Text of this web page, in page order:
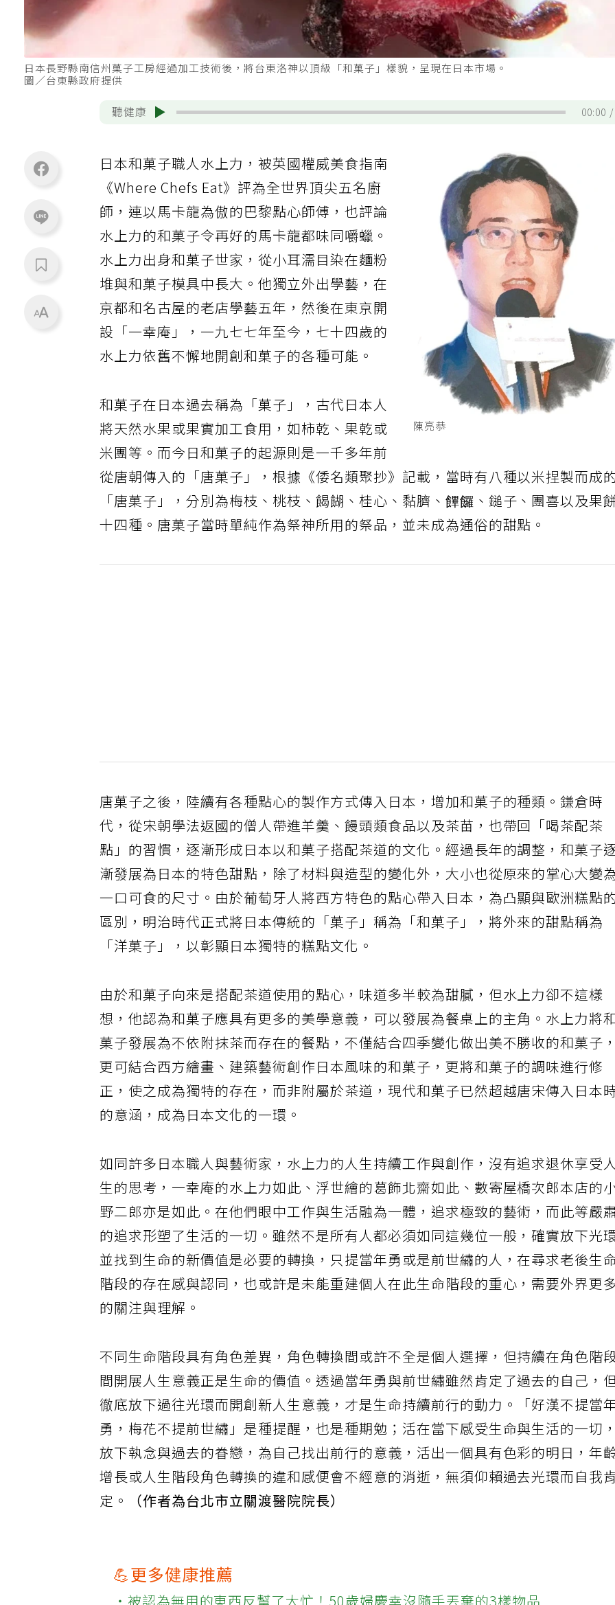
日本長野縣南信州菓子工房經過加工技術後，將台東洛神以頂級「和菓子」樣貌，呈現在日本市場。
圖／台東縣政府提供
聽健康 00:00
陳亮恭
日本和菓子職人水上力，被英國權威美食指南
《Where Chefs Eat》評為全世界頂尖五名廚
師，連以馬卡龍為傲的巴黎點心師傅，也評論
水上力的和菓子令再好的馬卡龍都味同嚼蠟。
水上力出身和菓子世家，從小耳濡目染在麵粉
堆與和菓子模具中長大。他獨立外出學藝，在
京都和名古屋的老店學藝五年，然後在東京開
設「一幸庵」，一九七七年至今，七十四歲的
水上力依舊不懈地開創和菓子的各種可能。
和菓子在日本過去稱為「菓子」，古代日本人
將天然水果或果實加工食用，如柿乾、果乾或
米團等。而今日和菓子的起源則是一千多年前
從唐朝傳入的「唐菓子」，根據《倭名類聚抄》記載，當時有八種以米捏製而成
「唐菓子」，分別為梅枝、桃枝、餲餬、桂心、黏臍、饆饠、鎚子、團喜以及果
十四種。唐菓子當時單純作為祭神所用的祭品，並未成為通俗的甜點。
唐菓子之後，陸續有各種點心的製作方式傳入日本，增加和菓子的種類。鎌倉時
代，從宋朝學法返國的僧人帶進羊羹、饅頭類食品以及茶苗，也帶回「喝茶配茶
點」的習慣，逐漸形成日本以和菓子搭配茶道的文化。經過長年的調整，和菓子
漸發展為日本的特色甜點，除了材料與造型的變化外，大小也從原來的掌心大變
一口可食的尺寸。由於葡萄牙人將西方特色的點心帶入日本，為凸顯與歐洲糕點的
區別，明治時代正式將日本傳統的「菓子」稱為「和菓子」，將外來的甜點稱為
「洋菓子」，以彰顯日本獨特的糕點文化。
由於和菓子向來是搭配茶道使用的點心，味道多半較為甜膩，但水上力卻不這樣
想，他認為和菓子應具有更多的美學意義，可以發展為餐桌上的主角。水上力將
菓子發展為不依附抹茶而存在的餐點，不僅結合四季變化做出美不勝收的和菓子，
更可結合西方繪畫、建築藝術創作日本風味的和菓子，更將和菓子的調味進行修
正，使之成為獨特的存在，而非附屬於茶道，現代和菓子已然超越唐宋傳入日本時
的意涵，成為日本文化的一環。
如同許多日本職人與藝術家，水上力的人生持續工作與創作，沒有追求退休享受
生的思考，一幸庵的水上力如此、浮世繪的葛飾北齋如此、數寄屋橋次郎本店的
野二郎亦是如此。在他們眼中工作與生活融為一體，追求極致的藝術，而此等嚴肅
的追求形塑了生活的一切。雖然不是所有人都必須如同這幾位一般，確實放下光
並找到生命的新價值是必要的轉換，只提當年勇或是前世繡的人，在尋求老後生命
階段的存在感與認同，也或許是未能重建個人在此生命階段的重心，需要外界更多
的關注與理解。
不同生命階段具有角色差異，角色轉換間或許不全是個人選擇，但持續在角色階
間開展人生意義正是生命的價值。透過當年勇與前世繡雖然肯定了過去的自己，
徹底放下過往光環而開創新人生意義，才是生命持續前行的動力。「好漢不提當年
勇，梅花不提前世繡」是種提醒，也是種期勉；活在當下感受生命與生活的一切，
放下執念與過去的眷戀，為自己找出前行的意義，活出一個具有色彩的明日，年齡
增長或人生階段角色轉換的違和感便會不經意的消逝，無須仰賴過去光環而自我肯
定。
（作者為台北市立關渡醫院院長）
💪更多健康推薦